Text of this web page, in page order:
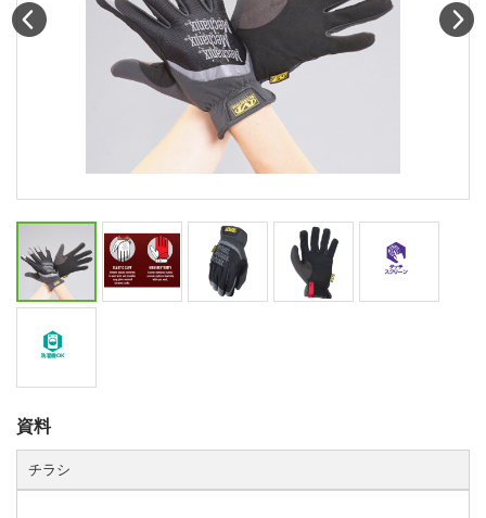
資料
チラシ